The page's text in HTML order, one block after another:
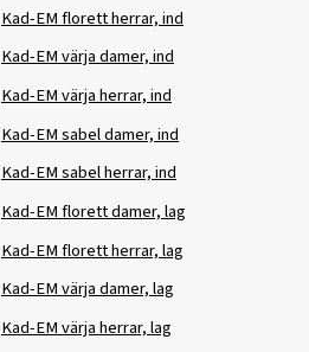
Kad-EM florett herrar, ind
Kad-EM värja damer, ind
Kad-EM värja herrar, ind
Kad-EM sabel damer, ind
Kad-EM sabel herrar, ind
Kad-EM florett damer, lag
Kad-EM florett herrar, lag
Kad-EM värja damer, lag
Kad-EM värja herrar, lag